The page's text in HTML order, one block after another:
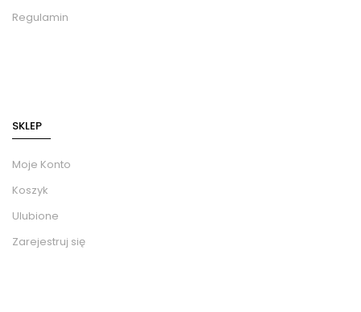
Regulamin
SKLEP
Moje Konto
Koszyk
Ulubione
Zarejestruj się